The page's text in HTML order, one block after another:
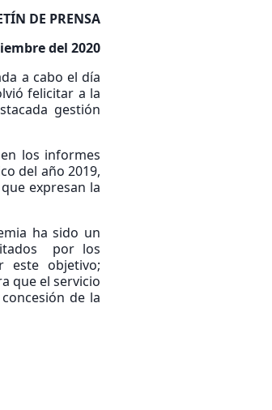
DE PRENSA
del 2020
a cabo el día
felicitar a la
gestión
los informes
del año 2019,
expresan la
ha sido un
por los
este objetivo;
que el servicio
de la